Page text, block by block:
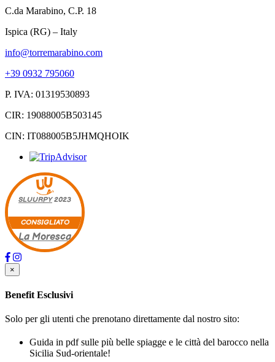
C.da Marabino, C.P. 18
Ispica (RG) – Italy
info@torremarabino.com
+39 0932 795060
P. IVA: 01319530893
CIR: 19088005B503145
CIN: IT088005B5JHMQHOIK
SLUURPY2023
CONSIGLIATO
La Moresca
×
Benefit Esclusivi
Solo per gli utenti che prenotano direttamente dal nostro sito:
Guida in pdf sulle più belle spiagge e le città del barocco nella
Sicilia Sud-orientale!